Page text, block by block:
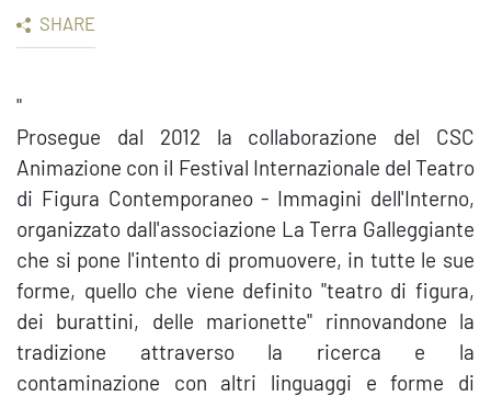
SHARE
"
Prosegue dal 2012 la collaborazione del CSC
Animazione con il Festival Internazionale del Teatro
di Figura Contemporaneo - Immagini dell'Interno,
organizzato dall'associazione La Terra Galleggiante
che si pone l'intento di promuovere, in tutte le sue
forme, quello che viene definito "teatro di figura,
dei burattini, delle marionette" rinnovandone la
tradizione attraverso la ricerca e la
contaminazione con altri linguaggi e forme di